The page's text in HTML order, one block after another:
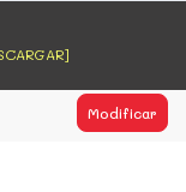
productos de
productores
Modificar